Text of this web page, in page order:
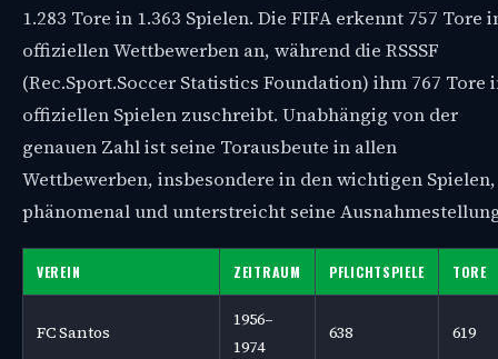
1.283 Tore in 1.363 Spielen. Die FIFA erkennt 757 Tore
offiziellen Wettbewerben an, während die RSSSF
(Rec.Sport.Soccer Statistics Foundation) ihm 767 Tore
offiziellen Spielen zuschreibt. Unabhängig von der
genauen Zahl ist seine Torausbeute in allen
Wettbewerben, insbesondere in den wichtigen Spielen,
phänomenal und unterstreicht seine
VEREIN ZEITRAUM PFLICHTSPIELE TORE
FC Santos
1956–
1974
638 619